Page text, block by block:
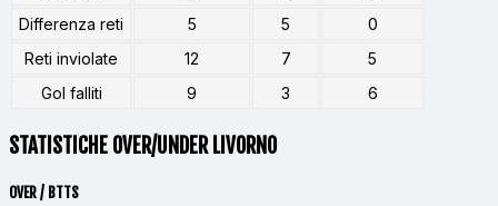
Differenza reti
5 5
0
Reti inviolate
12 7
5
Gol falliti
9 3 6
STATISTICHE OVER/UNDER LIVORNO
OVER / BTTS